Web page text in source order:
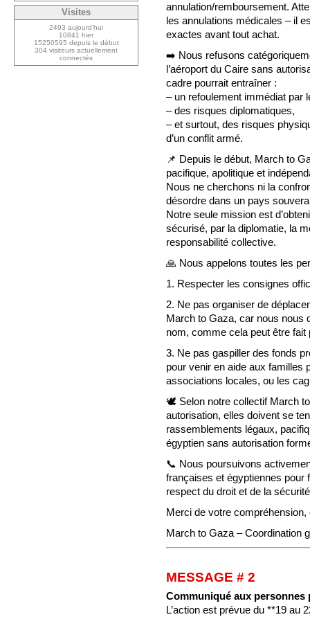
annulation/remboursement.
les annulations médicales – il
exactes avant tout achat.
➡️ Nous refusons
l’aéroport du Caire sans
cadre pourrait entraîner :
– un refoulement immédiat par
– des risques diplomatiques,
– et surtout, des risques
d’un conflit armé.
📌 Depuis le début, March to
pacifique, apolitique et
Nous ne cherchons ni la
désordre dans un pays
Notre seule mission est
sécurisé, par la diplomatie, la
responsabilité collective.
🙏 Nous appelons toutes les
1. Respecter les consignes
2. Ne pas organiser de
March to Gaza, car nous nous
nom, comme cela peut être fait
3. Ne pas gaspiller des fonds
pour venir en aide aux familles
associations locales, ou les
🕊️ Selon notre collectif March
autorisation, elles doivent se
rassemblements légaux,
égyptien sans autorisation
📞 Nous poursuivons
françaises et égyptiennes pour
respect du droit et de la
Merci de votre
March to Gaza – Coordination
MESSAGE # 2
Communiqué aux
L’action est prévue du **19 au
Visites
2493 aujourd’hui
10841 hier
15250595 depuis le début
304 visiteurs actuellement
connectés